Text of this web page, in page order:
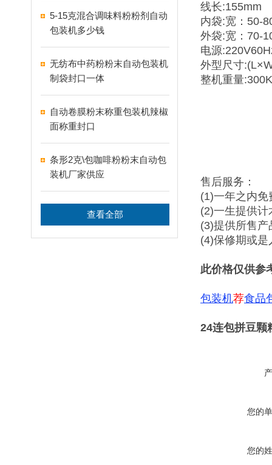
5-15克混合调味料粉粉剂自动
包装机多少钱
无纺布中药粉粉末自动包装机
制袋封口一体
自动卷膜粉末称重包装机辣椒
面称重封口
条形2克\包咖啡粉粉末自动包
装机厂家供应
查看全部
线长:155mm
内袋:宽：50-
外袋:宽：70-
电源
外型尺寸
整机重量
售后服务：
(1)一年之内免
(2)一生提供
(3)提供所售产
(4)保修期或
此价格仅供参
包装机荐食品
24连包拼豆颗
您的
您的